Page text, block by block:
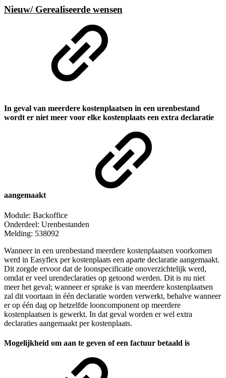
Nieuw/ Gerealiseerde wensen
In geval van meerdere kostenplaatsen in een urenbestand
wordt er niet meer voor elke kostenplaats een extra declaratie
aangemaakt
Module: Backoffice
Onderdeel: Urenbestanden
Melding: 538092
Wanneer in een urenbestand meerdere kostenplaatsen voorkomen
werd in Easyflex per kostenplaats een aparte declaratie aangemaakt.
Dit zorgde ervoor dat de loonspecificatie onoverzichtelijk werd,
omdat er veel urendeclaraties op getoond werden. Dit is nu niet
meer het geval; wanneer er sprake is van meerdere kostenplaatsen
zal dit voortaan in één declaratie worden verwerkt, behalve wanneer
er op één dag op hetzelfde looncomponent op meerdere
kostenplaatsen is gewerkt. In dat geval worden er wel extra
declaraties aangemaakt per kostenplaats.
Mogelijkheid om aan te geven of een factuur betaald is